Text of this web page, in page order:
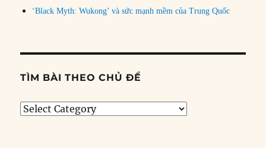
‘Black Myth: Wukong’ và sức mạnh mềm của Trung Quốc
TÌM BÀI THEO CHỦ ĐỀ
Tìm